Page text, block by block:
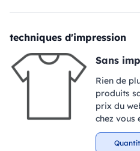
techniques d'impression
Sans
Rien de
produits
prix du
chez vous